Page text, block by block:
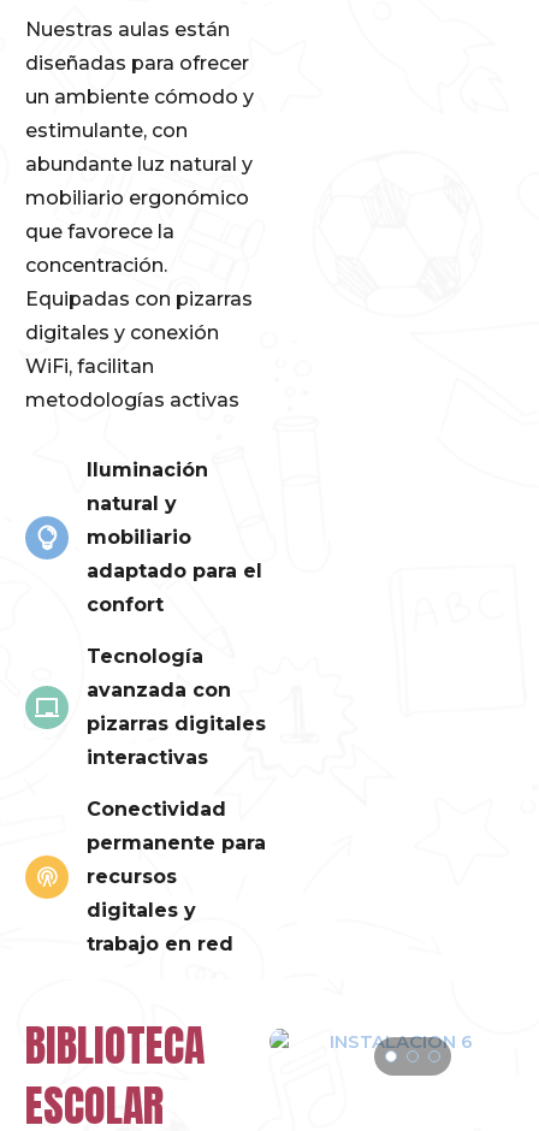
Nuestras aulas están
diseñadas para ofrecer
un ambiente cómodo y
estimulante, con
abundante luz natural y
mobiliario ergonómico
que favorece la
concentración.
Equipadas con pizarras
digitales y conexión
WiFi, facilitan
metodologías activas
Iluminación
natural y
mobiliario
adaptado para el
confort
Tecnología
avanzada con
pizarras digitales
interactivas
Conectividad
permanente para
recursos
digitales y
trabajo en red
BIBLIOTECA
ESCOLAR